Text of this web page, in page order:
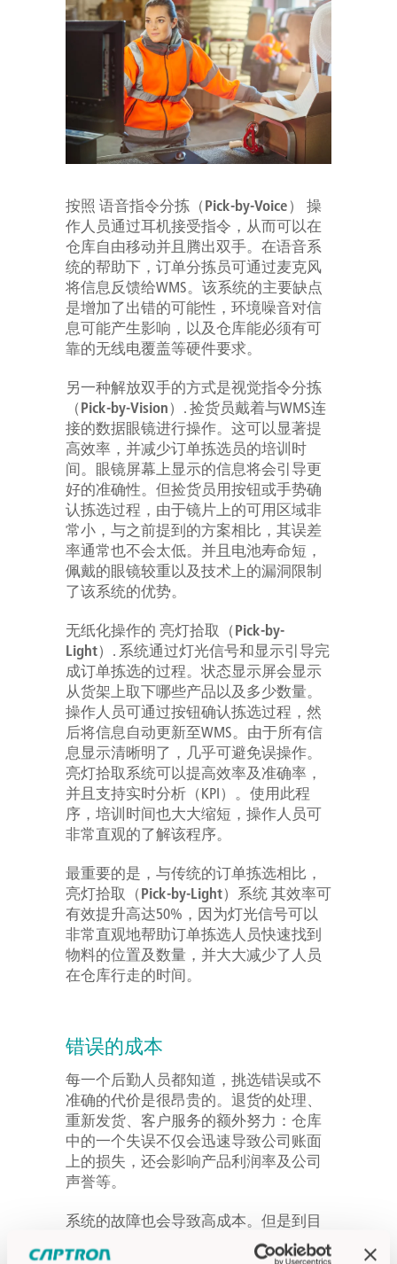
按照 语音指令分拣（Pick-by-Voice）
操
作人员通过耳机接受指令，从而可以在
仓库自由移动并且腾出双手。在语音系
统的帮助下，订单分拣员可通过麦克风
将信息反馈给WMS。该系统的主要缺点
是增加了出错的可能性，环境噪音对信
息可能产生影响，以及仓库能必须有可
靠的无线电覆盖等硬件要求。
另一种解放双手的方式是视觉指令分拣
（Pick-by-Vision） . 捡货员戴着与WMS连
接的数据眼镜进行操作。这可以显著提
高效率，并减少订单拣选员的培训时
间。眼镜屏幕上显示的信息将会引导更
好的准确性。但捡货员用按钮或手势确
认拣选过程，由于镜片上的可用区域非
常小，与之前提到的方案相比，其误差
率通常也不会太低。并且电池寿命短，
佩戴的眼镜较重以及技术上的漏洞限制
了该系统的优势。
无纸化操作的 亮灯拾取（Pick-by-
Light） . 系统通过灯光信号和显示引导完
成订单拣选的过程。状态显示屏会显示
从货架上取下哪些产品以及多少数量。
操作人员可通过按钮确认拣选过程，然
后将信息自动更新至WMS。由于所有信
息显示清晰明了，几乎可避免误操作。
亮灯拾取系统可以提高效率及准确率，
并且支持实时分析（KPI）。使用此程
序，培训时间也大大缩短，操作人员可
非常直观的了解该程序。
最重要的是，与传统的订单拣选相比，
亮灯拾取（Pick-by-Light）系统其效率可
有效提升高达50%，因为灯光信号可以
非常直观地帮助订单拣选人员快速找到
物料的位置及数量，并大大减少了人员
在仓库行走的时间。
错误的成本
每一个后勤人员都知道，挑选错误或不
准确的代价是很昂贵的。退货的处理、
重新发货、客户服务的额外努力：仓库
中的一个失误不仅会迅速导致公司账面
上的损失 ，还会影响产品利润率及公司
声誉等。
系统的故障也会导致高成本。但是到目
前为止，在物流过程的规划中很少考虑